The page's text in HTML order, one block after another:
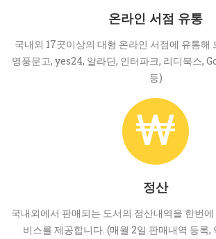
온라인 서점 유통
국내외 17곳이상의 대형 온라인 서점에 유통해
영풍문고, yes24, 알라딘, 인터파크, 리디북스,
등)
정산
국내외에서 판매되는 도서의 정산내역을 한번
비스를 제공합니다. (매월 2일 판매내역 등록,